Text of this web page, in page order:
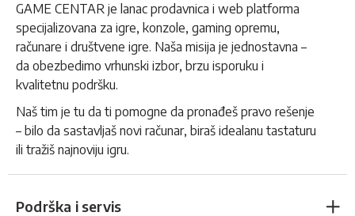
GAME CENTAR je lanac prodavnica i web platforma
specijalizovana za igre, konzole, gaming opremu,
računare i društvene igre. Naša misija je jednostavna –
da obezbedimo vrhunski izbor, brzu isporuku i
kvalitetnu podršku.
Naš tim je tu da ti pomogne da pronađeš pravo rešenje
– bilo da sastavljaš novi računar, biraš idealanu tastaturu
ili tražiš najnoviju igru.
Podrška i servis